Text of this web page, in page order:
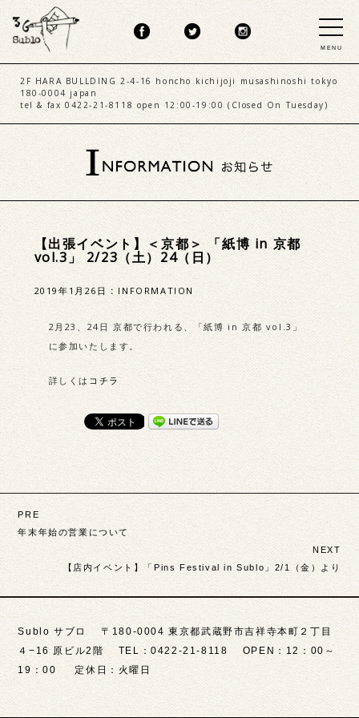
MENU
2F HARA BULLDING 2-4-16 honcho kichijoji musashinoshi tokyo
180-0004 japan
tel & fax 0422-21-8118 open 12:00-19:00 (Closed On Tuesday)
【出張イベント】＜京都＞ 「紙博 in 京都
vol.3」 2/23（土）24（日）
2019年1月26日:INFORMATION
2月23、24日 京都で行われる、「紙博 in 京都 vol.3」
に参加いたします。
詳しくはコチラ
投
稿
ナ
ビ
ゲ
ー
シ
ョ
PRE
年末年始の営業について
NEXT
【店内イベント】「Pins Festival in Sublo」2/1（金）より
Sublo サブロ 〒180-0004 東京都武蔵野市吉祥寺本町２丁目
４−16 原ビル2階 TEL：0422-21-8118 OPEN：12：00～
19：00 定休日：火曜日